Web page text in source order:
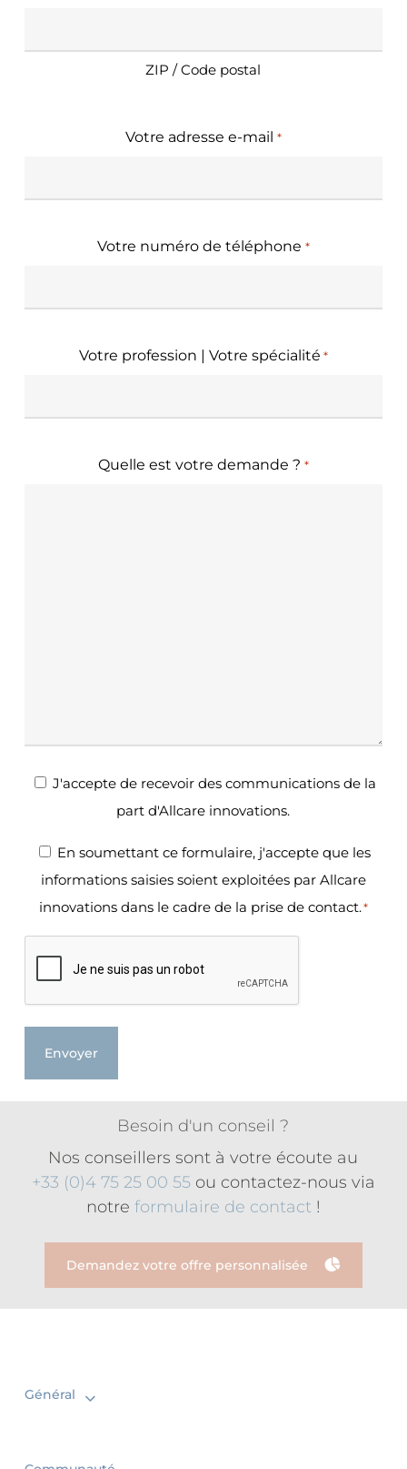
ZIP / Code postal
Votre adresse e-mail *
Votre numéro de téléphone *
Votre profession | Votre spécialité *
Quelle est votre demande ? *
Newsletter
J'accepte de recevoir des communications de la
part d'Allcare innovations.
RGPD
*
En soumettant ce formulaire, j'accepte que les
informations saisies soient exploitées par Allcare
innovations dans le cadre de la prise de contact.*
Besoin d'un conseil ?
Nos conseillers sont à votre écoute au
+33 (0)4 75 25 00 55ou contactez-nous via
notre formulaire de contact!
Demandez votre offre personnalisée
Général